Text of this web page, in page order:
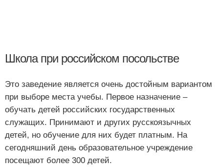
Школа при российском посольстве
Это заведение является очень достойным вариантом
при выборе места учебы. Первое назначение –
обучать детей российских государственных
служащих. Принимают и других русскоязычных
детей, но обучение для них будет платным. На
сегодняшний день образовательное учреждение
посещают более 300 детей.